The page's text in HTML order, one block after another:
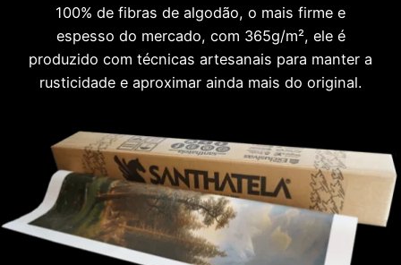
100% de fibras de algodão, o mais firme e
espesso do mercado, com 365g/m², ele é
produzido com técnicas artesanais para manter a
rusticidade e aproximar ainda mais do original.